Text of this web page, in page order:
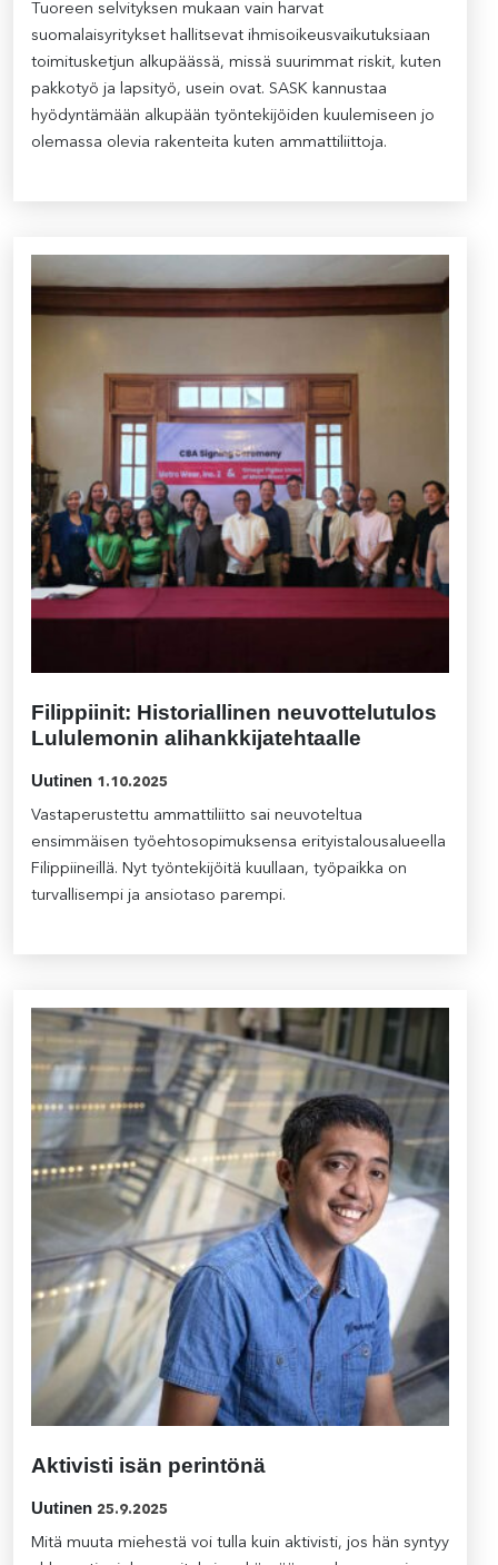
Tuoreen selvityksen mukaan vain harvat
suomalaisyritykset hallitsevat ihmisoikeusvaikutuksiaan
toimitusketjun alkupäässä, missä suurimmat riskit, kuten
pakkotyö ja lapsityö, usein ovat. SASK kannustaa
hyödyntämään alkupään työntekijöiden kuulemiseen jo
olemassa olevia rakenteita kuten ammattiliittoja.
Filippiinit: Historiallinen neuvottelutulos
Lululemonin alihankkijatehtaalle
Uutinen 1.10.2025
Vastaperustettu ammattiliitto sai neuvoteltua
ensimmäisen työehtosopimuksensa erityistalousalueella
Filippiineillä. Nyt työntekijöitä kuullaan, työpaikka on
turvallisempi ja ansiotaso parempi.
Aktivisti isän perintönä
Uutinen 25.9.2025
Mitä muuta miehestä voi tulla kuin aktivisti, jos hän syntyy